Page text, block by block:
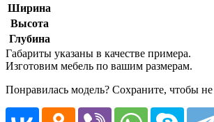
Ширина
Высота
Глубина
Габариты указаны в качестве примера.
Изготовим мебель по вашим размерам.
Понравилась модель? Сохраните, чтобы не